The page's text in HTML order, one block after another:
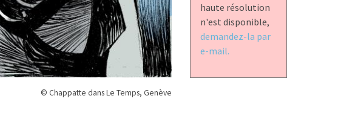
© Chappatte dans Le Temps, Genève
haute résolution
n'est disponible,
demandez-la par
e-mail.